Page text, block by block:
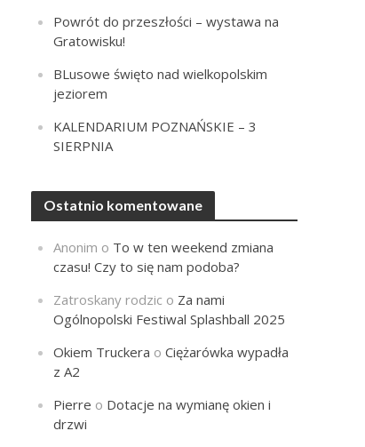
Powrót do przeszłości – wystawa na
Gratowisku!
BLusowe święto nad wielkopolskim
jeziorem
KALENDARIUM POZNAŃSKIE – 3
SIERPNIA
Ostatnio komentowane
Anonim o To w ten weekend zmiana
czasu! Czy to się nam podoba?
Zatroskany rodzic o Za nami
Ogólnopolski Festiwal Splashball 2025
Okiem Truckera oCiężarówka wypadła
z A2
Pierre o Dotacje na wymianę okien i
drzwi